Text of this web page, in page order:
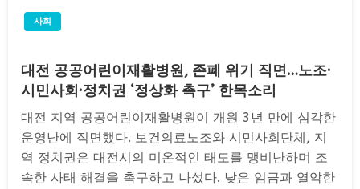
사회
대전 공공어린이재활병원, 존폐 위기 직면…노조·
시민사회·정치권 ‘정상화 촉구’ 한목소리
대전 지역 공공어린이재활병원이 개원 3년 만에 심각한
운영난에 직면했다. 보건의료노조와 시민사회단체, 지
역 정치권은 대전시의 미온적인 태도를 맹비난하며 조
속한 사태 해결을 촉구하고 나섰다. 낮은 임금과 열악한